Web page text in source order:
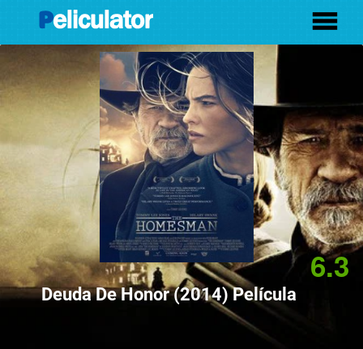
Deuda De Honor (2014) Película
6.3